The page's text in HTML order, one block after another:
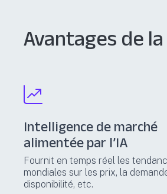
Avantages de
Intelligence de marché
alimentée par l’IA
Fournit en temps réel les
mondiales sur les prix, la
disponibilité, etc.